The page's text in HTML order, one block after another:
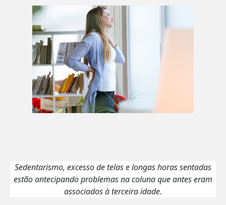
Sedentarismo, excesso de telas e longas horas sentadas
estão antecipando problemas na coluna que antes eram
associados à terceira idade.